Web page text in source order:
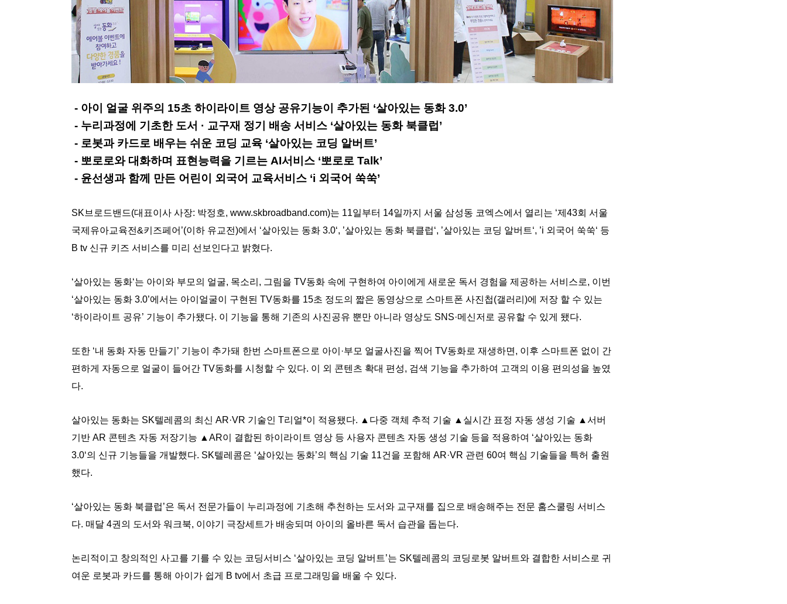
- 아이 얼굴 위주의 15초 하이라이트 영상 공유기능이 추가된 ‘살아있는 동화 3.0’
- 누리과정에 기초한 도서 · 교구재 정기 배송 서비스 ‘살아있는 동화 북클럽’
- 로봇과 카드로 배우는 쉬운 코딩 교육 ‘살아있는 코딩 알버트’
- 뽀로로와 대화하며 표현능력을 기르는 AI서비스 ‘뽀로로 Talk’
- 윤선생과 함께 만든 어린이 외국어 교육서비스 ‘i 외국어 쑥쑥’
SK브로드밴드(대표이사 사장: 박정호, www.skbroadband.com)는 11일부터 14일까지 서울 삼성동 코엑스에서 열리는 ‘제43회 서울
국제유아교육전&키즈페어’(이하 유교전)에서 ‘살아있는 동화 3.0‘, ’살아있는 동화 북클럽‘, ’살아있는 코딩 알버트‘, ’i 외국어 쑥쑥‘ 등
B tv 신규 키즈 서비스를 미리 선보인다고 밝혔다.
‘살아있는 동화‘는 아이와 부모의 얼굴, 목소리, 그림을 TV동화 속에 구현하여 아이에게 새로운 독서 경험을 제공하는 서비스로, 이번
‘살아있는 동화 3.0’에서는 아이얼굴이 구현된 TV동화를 15초 정도의 짧은 동영상으로 스마트폰 사진첩(갤러리)에 저장 할 수 있는
‘하이라이트 공유’ 기능이 추가됐다. 이 기능을 통해 기존의 사진공유 뿐만 아니라 영상도 SNS·메신저로 공유할 수 있게 됐다.
또한 ‘내 동화 자동 만들기’ 기능이 추가돼 한번 스마트폰으로 아이·부모 얼굴사진을 찍어 TV동화로 재생하면, 이후 스마트폰 없이 간
편하게 자동으로 얼굴이 들어간 TV동화를 시청할 수 있다. 이 외 콘텐츠 확대 편성, 검색 기능을 추가하여 고객의 이용 편의성을 높였
다.
살아있는 동화는 SK텔레콤의 최신 AR·VR 기술인 T리얼*이 적용됐다. ▲다중 객체 추적 기술 ▲실시간 표정 자동 생성 기술 ▲서버
기반 AR 콘텐츠 자동 저장기능 ▲AR이 결합된 하이라이트 영상 등 사용자 콘텐츠 자동 생성 기술 등을 적용하여 ‘살아있는 동화
3.0‘의 신규 기능들을 개발했다. SK텔레콤은 ‘살아있는 동화’의 핵심 기술 11건을 포함해 AR·VR 관련 60여 핵심 기술들을 특허 출원
했다.
‘살아있는 동화 북클럽’은 독서 전문가들이 누리과정에 기초해 추천하는 도서와 교구재를 집으로 배송해주는 전문 홈스쿨링 서비스
다. 매달 4권의 도서와 워크북, 이야기 극장세트가 배송되며 아이의 올바른 독서 습관을 돕는다.
논리적이고 창의적인 사고를 기를 수 있는 코딩서비스 ‘살아있는 코딩 알버트’는 SK텔레콤의 코딩로봇 알버트와 결합한 서비스로 귀
여운 로봇과 카드를 통해 아이가 쉽게 B tv에서 초급 프로그래밍을 배울 수 있다.